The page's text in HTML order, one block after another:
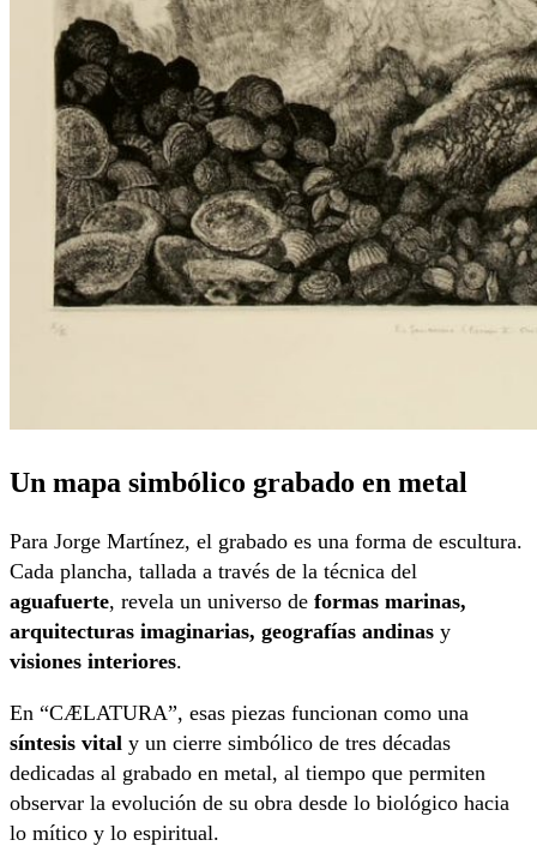
Un mapa simbólico grabado en metal
Para Jorge Martínez, el grabado es una forma de escultura.
Cada plancha, tallada a través de la técnica del
aguafuerte, revela un universo de formas marinas,
arquitecturas imaginarias, geografías andinas y
visiones interiores.
En “CÆLATURA”, esas piezas funcionan como una
síntesis vital y un cierre simbólico de tres décadas
dedicadas al grabado en metal, al tiempo que permiten
observar la evolución de su obra desde lo biológico hacia
lo mítico y lo espiritual.